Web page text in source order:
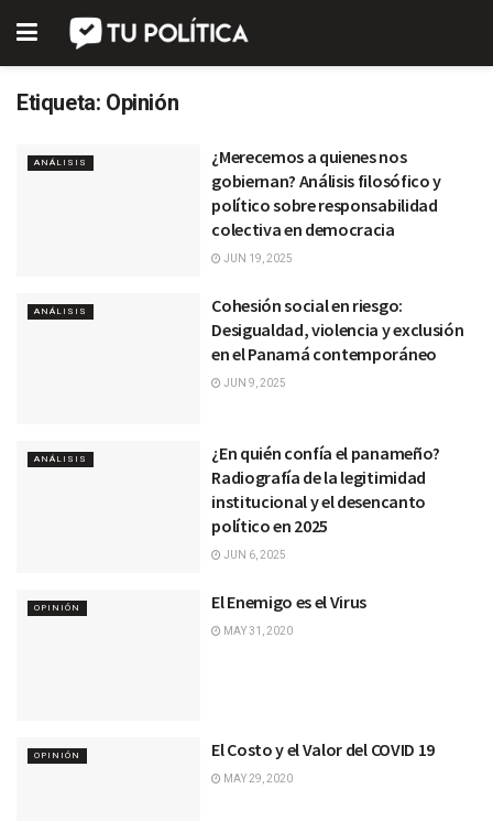
Etiqueta: Opinión
ANÁLISIS
¿Merecemos a quienes nos
gobiernan? Análisis filosófico y
político sobre responsabilidad
colectiva en democracia
JUN 19, 2025
ANÁLISIS
Cohesión social en riesgo:
Desigualdad, violencia y exclusión
en el Panamá contemporáneo
JUN 9, 2025
ANÁLISIS
¿En quién confía el panameño?
Radiografía de la legitimidad
institucional y el desencanto
político en 2025
JUN 6, 2025
OPINIÓN El Enemigo es el Virus
MAY 31, 2020
OPINIÓN El Costo y el Valor del COVID 19
MAY 29, 2020